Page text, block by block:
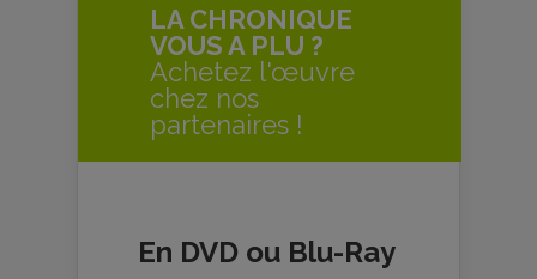
LA CHRONIQUE
VOUS A PLU ?
Achetez l'œuvre
chez nos
partenaires !
En DVD ou Blu-Ray